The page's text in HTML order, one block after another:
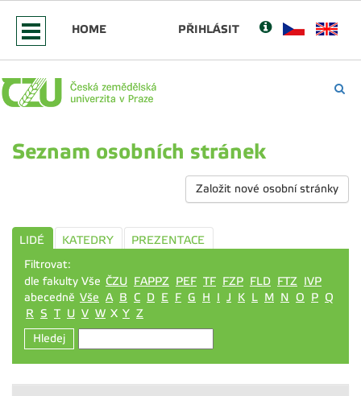
HOME PŘIHLÁSIT
Seznam osobních stránek
Založit nové osobní stránky
LIDÉ KATEDRY
PREZENTACE
Filtrovat:
dle fakulty Vše ČZU FAPPZ PEF TF FZP FLD FTZ IVP
abecedně Vše A B C D E F G H I J K L M N O P Q
R S T U V W X Y Z
Hledej